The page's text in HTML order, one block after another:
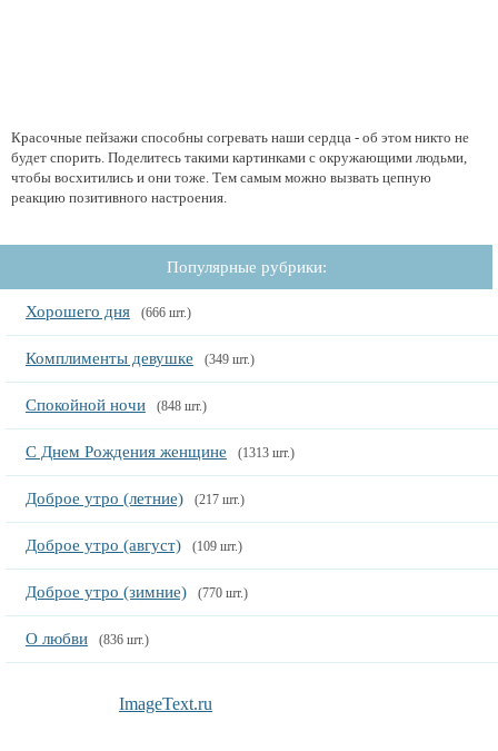
Красочные пейзажи способны согревать наши сердца - об этом никто не
будет спорить. Поделитесь такими картинками с окружающими людьми,
чтобы восхитились и они тоже. Тем самым можно вызвать цепную
реакцию позитивного настроения.
Популярные рубрики:
Хорошего дня (666 шт.)
Комплименты девушке (349 шт.)
Спокойной ночи (848 шт.)
С Днем Рождения женщине (1313 шт.)
Доброе утро (летние) (217 шт.)
Доброе утро (август) (109 шт.)
Доброе утро (зимние) (770 шт.)
О любви (836 шт.)
ImageText.ru